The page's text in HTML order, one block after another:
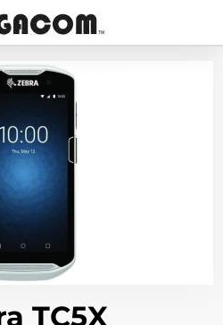
TC5X